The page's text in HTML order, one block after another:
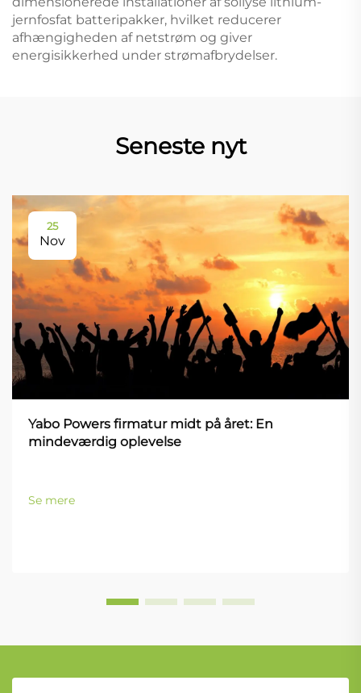
jernfosfat batteripakker, hvilket reducerer
afhængigheden af netstrøm og giver
energisikkerhed under strømafbrydelser.
Seneste nyt
25
Nov
Yabo Powers firmatur midt på året: En
mindeværdig oplevelse
Se mere